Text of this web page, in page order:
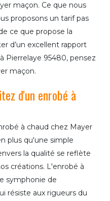
maçon. Ce que nous
proposons un tarif pas
ce que propose la
d’un excellent rapport
Pierrelaye 95480, pensez
maçon.
d'un enrobé à
à chaud chez Mayer
plus qu'une simple
la qualité se reflète
créations. L'enrobé à
symphonie de
résiste aux rigueurs du